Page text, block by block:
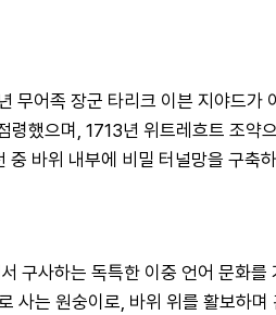
무어족 장군 타리크 이븐 지야드
했으며, 1713년 위트레흐트 조
바위 내부에 비밀 터널망을 구축
구사하는 독특한 이중 언어 문화
는 원숭이로, 바위 위를 활보하